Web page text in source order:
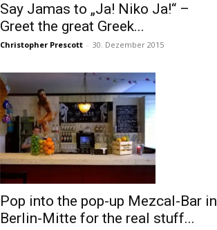
Say Jamas to „Ja! Niko Ja!“ –
Greet the great Greek...
Christopher Prescott - 30. Dezember 2015
Pop into the pop-up Mezcal-Bar in
Berlin-Mitte for the real stuff...